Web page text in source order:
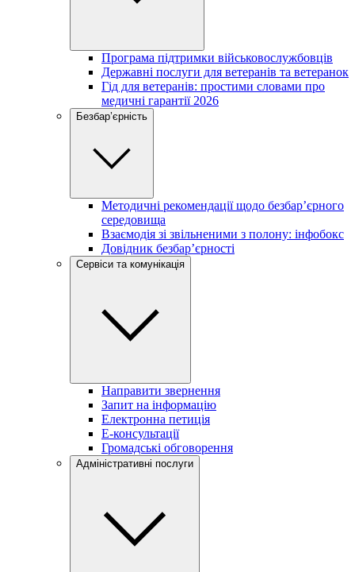
Програма підтримки військовослужбовців
Державні послуги для ветеранів та ветеранок
Гід для ветеранів: простими словами про
медичні гарантії 2026
Безбар’єрність
Методичні рекомендації щодо безбар’єрного
середовища
Взаємодія зі звільненими з полону: інфобокс
Довідник безбар’єрності
Сервіси та комунікація
Направити звернення
Запит на інформацію
Електронна петиція
Е-консультації
Громадські обговорення
Адміністративні послуги